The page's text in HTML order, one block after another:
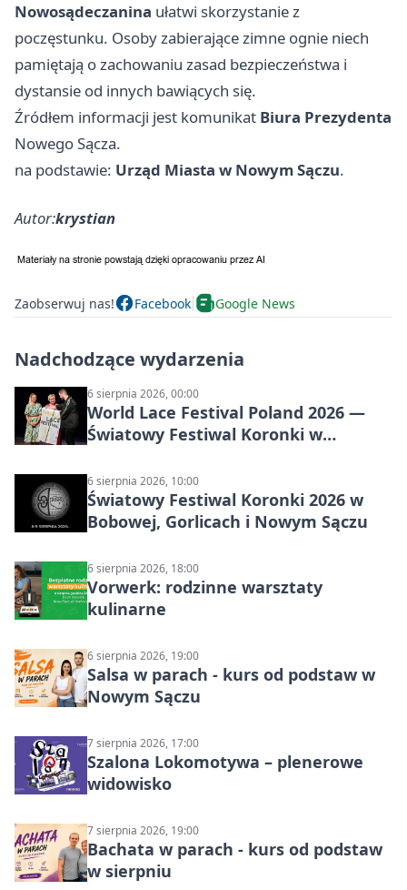
Nowosądeczanina ułatwi skorzystanie z
poczęstunku. Osoby zabierające zimne ognie niech
pamiętają o zachowaniu zasad bezpieczeństwa i
dystansie od innych bawiących się.
Źródłem informacji jest komunikat Biura Prezydenta
Nowego Sącza.
na podstawie: Urząd Miasta w Nowym Sączu.
Autor:krystian
Zaobserwuj nas! Facebook Google News
Nadchodzące wydarzenia
6 sierpnia 2026, 00:00
World Lace Festival Poland 2026 —
Światowy Festiwal Koronki w
6 sierpnia 2026, 10:00
Światowy Festiwal Koronki 2026 w
Bobowej, Gorlicach i Nowym Sączu
6 sierpnia 2026, 18:00
Vorwerk: rodzinne warsztaty
kulinarne
6 sierpnia 2026, 19:00
Salsa w parach - kurs od podstaw w
Nowym Sączu
7 sierpnia 2026, 17:00
Szalona Lokomotywa – plenerowe
widowisko
7 sierpnia 2026, 19:00
Bachata w parach - kurs od podstaw
w sierpniu